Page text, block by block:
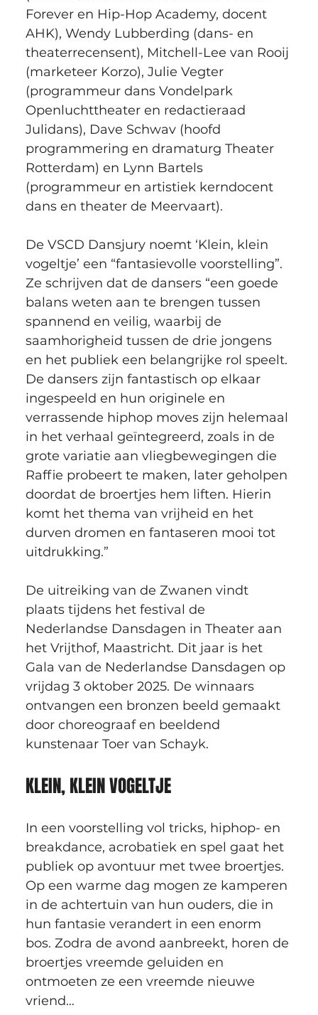
Forever en Hip-Hop Academy, docent
AHK), Wendy Lubberding (dans- en
theaterrecensent), Mitchell-Lee van Rooij
(marketeer Korzo), Julie Vegter
(programmeur dans Vondelpark
Openluchttheater en redactieraad
Julidans), Dave Schwav (hoofd
programmering en dramaturg Theater
Rotterdam) en Lynn Bartels
(programmeur en artistiek kerndocent
dans en theater de Meervaart).
De VSCD Dansjury noemt ‘Klein, klein
vogeltje’ een “fantasievolle voorstelling”.
Ze schrijven dat de dansers “een goede
balans weten aan te brengen tussen
spannend en veilig, waarbij de
saamhorigheid tussen de drie jongens
en het publiek een belangrijke rol speelt.
De dansers zijn fantastisch op elkaar
ingespeeld en hun originele en
verrassende hiphop moves zijn helemaal
in het verhaal geïntegreerd, zoals in de
grote variatie aan vliegbewegingen die
Raffie probeert te maken, later geholpen
doordat de broertjes hem liften. Hierin
komt het thema van vrijheid en het
durven dromen en fantaseren mooi tot
uitdrukking.”
De uitreiking van de Zwanen vindt
plaats tijdens het festival de
Nederlandse Dansdagen in Theater aan
het Vrijthof, Maastricht. Dit jaar is het
Gala van de Nederlandse Dansdagen op
vrijdag 3 oktober 2025. De winnaars
ontvangen een bronzen beeld gemaakt
door choreograaf en beeldend
kunstenaar Toer van Schayk.
KLEIN, KLEIN VOGELTJE
In een voorstelling vol tricks, hiphop- en
breakdance, acrobatiek en spel gaat het
publiek op avontuur met twee broertjes.
Op een warme dag mogen ze kamperen
in de achtertuin van hun ouders, die in
hun fantasie verandert in een enorm
bos. Zodra de avond aanbreekt, horen de
broertjes vreemde geluiden en
ontmoeten ze een vreemde nieuwe
vriend…